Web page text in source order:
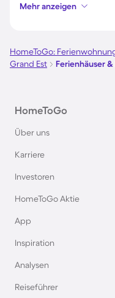
Ferienhäuser &
Bodensee
Ferienhäuser &
Ferienhäuser &
Nordsee
Mehr anzeigen
HomeToGo:
Grand Est
Ferienhäuser
HomeToGo
Über uns
Karriere
Investoren
HomeToGo Aktie
App
Inspiration
Analysen
Reiseführer